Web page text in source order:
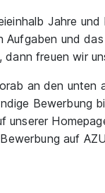
Jahre und
Aufgaben und
freuen wir
an den unten
Bewerbung
unserer
auf